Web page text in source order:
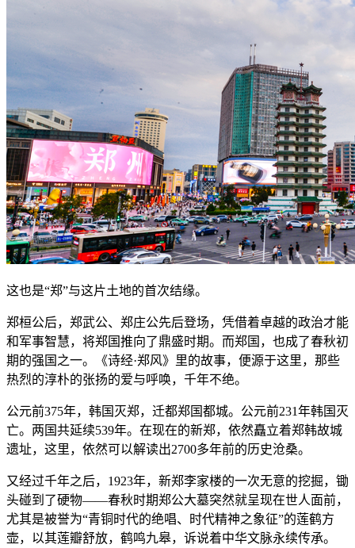
这也是“郑”与这片土地的首次结缘。
郑桓公后，郑武公、郑庄公先后登场，凭借着卓越的政治才能
和军事智慧，将郑国推向了鼎盛时期。而郑国，也成了春秋初
期的强国之一。《诗经·郑风》里的故事，便源于这里，那些
热烈的淳朴的张扬的爱与呼唤，千年不绝。
公元前375年，韩国灭郑，迁都郑国都城。公元前231年韩国灭
亡。两国共延续539年。在现在的新郑，依然矗立着郑韩故城
遗址，这里，依然可以解读出2700多年前的历史沧桑。
又经过千年之后，1923年，新郑李家楼的一次无意的挖掘，锄
头碰到了硬物——春秋时期郑公大墓突然就呈现在世人面前，
尤其是被誉为“青铜时代的绝唱、时代精神之象征”的莲鹤方
壶，以其莲瓣舒放，鹤鸣九皋，诉说着中华文脉永续传承。